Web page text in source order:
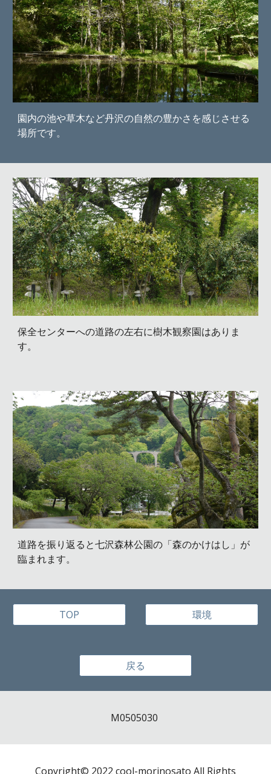
園内の池や草木など丹沢の自然の豊かさを感じさせる
場所です。
保全センターへの道路の左右に樹木観察園はありま
す。
道路を振り返ると七沢森林公園の「森のかけはし」が
臨まれます。
TOP 環境
戻る
M0505030
Copyright© 2022 cool-morinosato All Rights